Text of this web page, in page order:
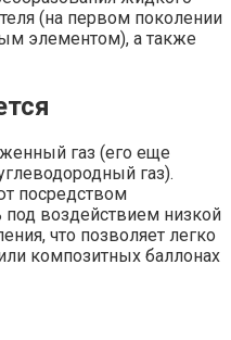
(на первом поколении
элементом), а также
газ (его еще
газ).
посредством
воздействием низкой
что позволяет легко
композитных баллонах